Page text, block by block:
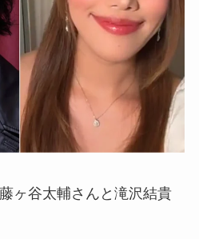
ヶ谷太輔さんと滝沢結貴